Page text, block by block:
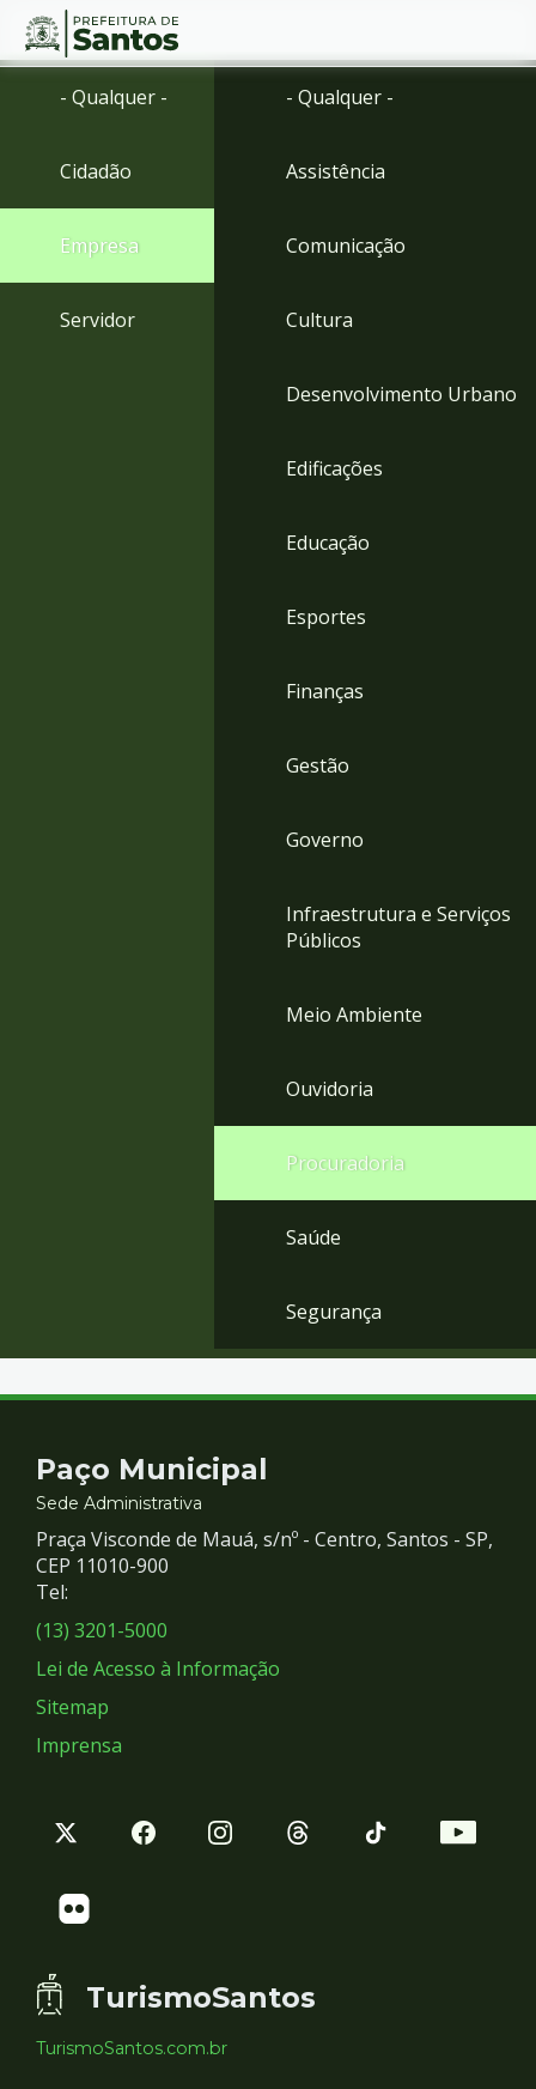
Ir
Ir
menu
Conteúdo
- Qualquer -
Cidadão
Empresa
Servidor
- Qualquer -
Assistência
Comunicação
Cultura
Desenvolvimento Urbano
Edificações
Educação
Esportes
Finanças
Gestão
Governo
Infraestrutura e Serviços
Públicos
Meio Ambiente
Ouvidoria
Procuradoria
Saúde
Segurança
Contato
e
Redes
Sociais
Paço Municipal
Sede Administrativa
Praça Visconde de Mauá, s/nº - Centro, Santos - SP,
CEP 11010-900
Tel:
(13) 3201-5000
Lei de Acesso à Informação
Sitemap
Imprensa
TurismoSantos
TurismoSantos.com.br